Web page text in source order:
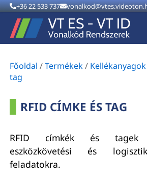
+36 22 533 737
Főoldal /Termékek/ Kellékanyagok
tag
RFID CÍMKE ÉS TAG
RFID címkék és tagek
eszközkövetési és
feladatokra.